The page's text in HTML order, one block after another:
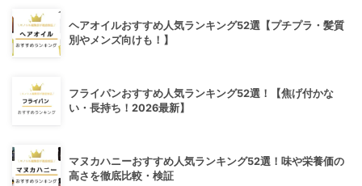
ヘアオイルおすすめ人気ランキング52選【プチプラ・髪質
別やメンズ向けも！】
フライパンおすすめ人気ランキング52選！【焦げ付かな
い・長持ち！2026最新】
マヌカハニーおすすめ人気ランキング52選！味や栄養価の
高さを徹底比較・検証